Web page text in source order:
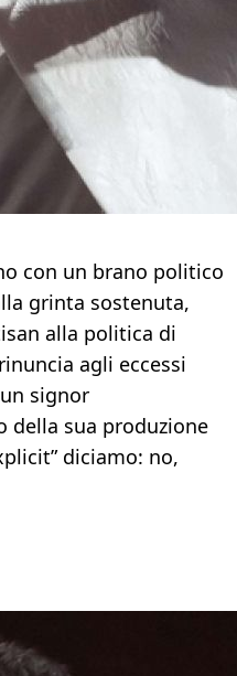
con un brano politico
grinta sostenuta,
alla politica di
agli eccessi
signor
della sua produzione
diciamo: no,